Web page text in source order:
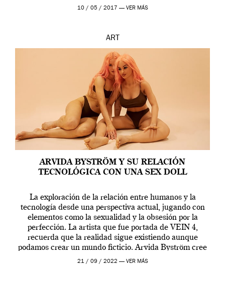
en una de las actuaciones más relevantes […]
10 / 05 / 2017 — VER MÁS
ART
ARVIDA BYSTRÖM Y SU RELACIÓN
TECNOLÓGICA CON UNA SEX DOLL
La exploración de la relación entre humanos y la
tecnología desde una perspectiva actual, jugando con
elementos como la sexualidad y la obsesión por la
perfección. La artista que fue portada de VEIN 4,
recuerda que la realidad sigue existiendo aunque
podamos crear un mundo ficticio. Arvida Byström cree
que los humanos tienen un complejo […]
21 / 09 / 2022 — VER MÁS